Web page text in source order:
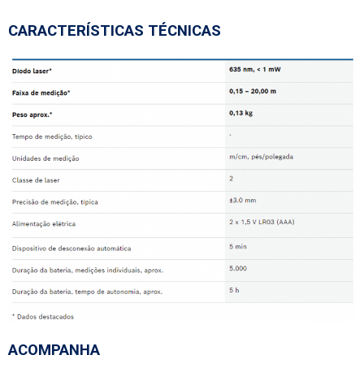
CARACTERÍSTICAS TÉCNICAS
ACOMPANHA